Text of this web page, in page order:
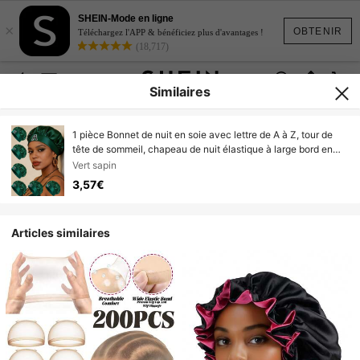
OBTENIR
×
SHEIN-Mode en ligne
Téléchargez l'APP & bénéficiez plus d'avantages !
(18,717)
Similaires
1 pièce Bonnet de nuit en soie avec lettre de A à Z, tour de
tête de sommeil, chapeau de nuit élastique à large bord en
satin doux et confortable, convient pour le sommeil quotidien
à la maison, les vacances, la Saint-Valentin, la plage, les
voyages
Vert sapin
3,57€
Articles similaires